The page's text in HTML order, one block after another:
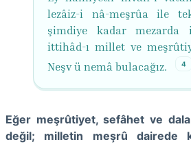
lezâiz-i nâ-meşrûa ile
şimdiye kadar
ittihâd-ı millet ve
Neşv ü nemâ bulacağız.
4
Eğer meşrûtiyet, sefâhet ve
değil; milletin meşrû dairede